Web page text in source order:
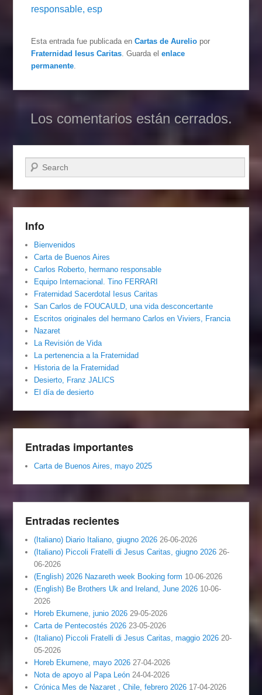
responsable, esp
Esta entrada fue publicada enCartas de Aurelio por
Fraternidad Iesus Caritas . Guarda elenlace
permanente
Los comentarios están cerrados.
Buscar
Info
Bienvenidos
Carta de Buenos Aires
Carlos Roberto, hermano responsable
Equipo Internacional. Tino FERRARI
Fraternidad Sacerdotal Iesus Caritas
San Carlos de FOUCAULD, una vida desconcertante
Escritos originales del hermano Carlos en Viviers, Francia
Nazaret
La Revisión de Vida
La pertenencia a la Fraternidad
Historia de la Fraternidad
Desierto, Franz JALICS
El día de desierto
Entradas importantes
Carta de Buenos Aires, mayo 2025
Entradas recientes
(Italiano) Diario Italiano, giugno 2026 26-06-2026
(Italiano) Piccoli Fratelli di Jesus Caritas, giugno 2026 26-
06-2026
(English) 2026 Nazareth week Booking form 10-06-2026
(English) Be Brothers Uk and Ireland, June 2026 10-06-
2026
Horeb Ekumene, junio 2026 29-05-2026
Carta de Pentecostés 2026 23-05-2026
(Italiano) Piccoli Fratelli di Jesus Caritas, maggio 2026 20-
05-2026
Horeb Ekumene, mayo 2026 27-04-2026
Nota de apoyo al Papa León 24-04-2026
Crónica Mes de Nazaret , Chile, febrero 2026 17-04-2026